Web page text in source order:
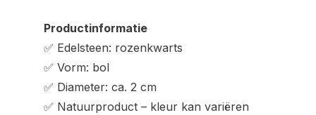
Productinformatie
✅ Edelsteen: rozenkwarts
✅ Vorm: bol
✅ Diameter: ca. 2 cm
✅ Natuurproduct – kleur kan variëren